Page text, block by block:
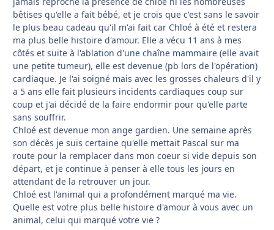
bêtises qu'elle a fait bébé, et je crois que c'est sans le savoir
le plus beau cadeau qu'il m'ai fait car Chloé à été et restera
ma plus belle histoire d'amour. Elle a vécu 11 ans à mes
côtés et suite à l'ablation d'une chaîne mammaire (elle avait
une petite tumeur), elle est devenue (pb lors de l'opération)
cardiaque. Je l'ai soigné mais avec les grosses chaleurs d'il y
a 5 ans elle fait plusieurs incidents cardiaques coup sur
coup et j'ai décidé de la faire endormir pour qu'elle parte
sans souffrir.
Chloé est devenue mon ange gardien. Une semaine après
son décès je suis certaine qu'elle mettait Pascal sur ma
route pour la remplacer dans mon coeur si vide depuis son
départ, et je continue à penser à elle tous les jours en
attendant de la retrouver un jour.
Chloé est l'animal qui a profondément marqué ma vie.
Quelle est votre plus belle histoire d'amour à vous avec un
animal, celui qui marqué votre vie ?